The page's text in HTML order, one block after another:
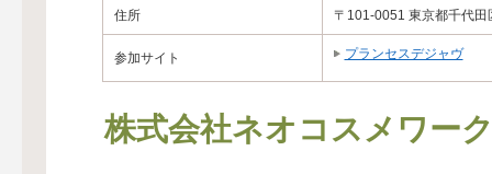
住所 〒101-0051 東京都千代
参加サイト プランセスデジャヴ
株式会社ネオコスメワー